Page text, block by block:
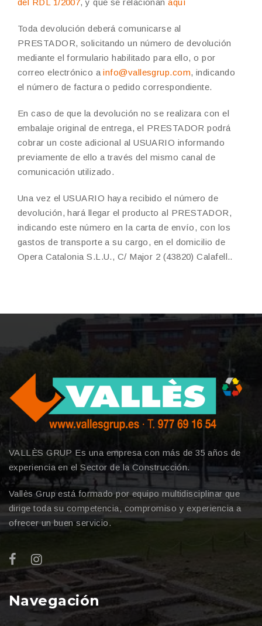
del RDL 1/2007, y que se relacionanaquí
Toda devolución deberá comunicarse al
PRESTADOR, solicitando un número de devolución
mediante el formulario habilitado para ello, o por
correo electrónico ainfo@vallesgrup.com, indicando
el número de factura o pedido correspondiente.
En caso de que la devolución no se realizara con el
embalaje original de entrega, el PRESTADOR podrá
cobrarun coste adicional al USUARIO informando
previamente de ello a través del mismo canal de
comunicación utilizado.
Una vez el USUARIO haya recibido el número de
devolución, hará llegar el producto al PRESTADOR,
indicando este número en la carta de envío, con los
gastos de transporte a su cargo, en el domicilio de
Opera Catalonia S.L.U., C/ Major 2 (43820) Calafell..
VALLÈS GRUP Es una empresa con más de 35 años de
experiencia en el Sector de la Construcción.
Vallès Grup está formado por equipo multidisciplinar que
dirige toda su competencia, compromiso y experiencia a
ofrecer un buen servicio.
Navegación